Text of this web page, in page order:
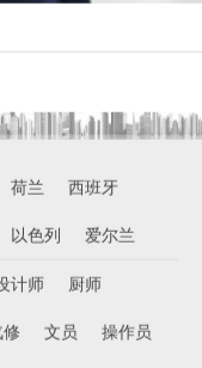
荷兰 西班牙
以色列 爱尔兰
计师 厨师
文员 操作员